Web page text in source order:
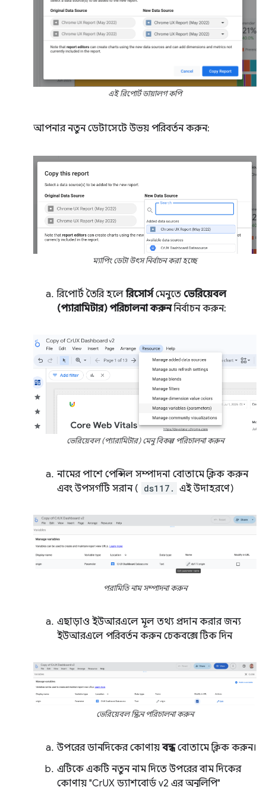
এই রিপোর্ট ডায়ালগ কপি
আপনার নতুন ডেটাসেটে উভয় পরিবর্তন করুন:
ম্যাপিং ডেটা উৎস নির্বাচন করা হচ্ছে
রিপোর্ট তৈরি হলেরিসোর্সমেনুতে ভেরিয়েবল
(প্যারামিটার) পরিচালনা করুননির্বাচন করুন:
ভেরিয়েবল (প্যারামিটার) মেনু বিকল্প পরিচালনা করুন
নামের পাশে পেন্সিল সম্পাদনা বোতামে ক্লিক করুন
এবং উপসর্গটি সরান ( ds117. এই উদাহরণে)
পরামিতি নাম সম্পাদনা করুন
এছাড়াও ইউআরএলে মূল তথ্য প্রদান করার জন্য
ইউআরএলে পরিবর্তন করুন চেকবক্সে টিক দিন
ভেরিয়েবল স্ক্রিন পরিচালনা করুন
উপরের ডানদিকের কোণায় বন্ধবোতামে ক্লিক করুন।
এটিকে একটি নতুন নাম দিতে উপরের বাম দিকের
কোণায় "CrUX ড্যাশবোর্ড v2 এর অনুলিপি"